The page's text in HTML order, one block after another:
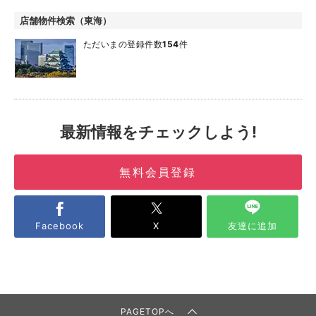
店舗物件検索（東海）
ただいまの登録件数154件
最新情報をチェックしよう!
無料会員登録
Facebook X 友達に追加
PAGETOPへ